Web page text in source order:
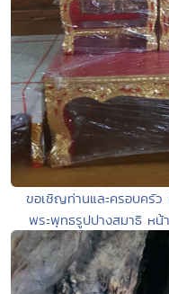
ขอเชิญท่านและครอบครั
พระพุทธรูปปางสมาธิ ห